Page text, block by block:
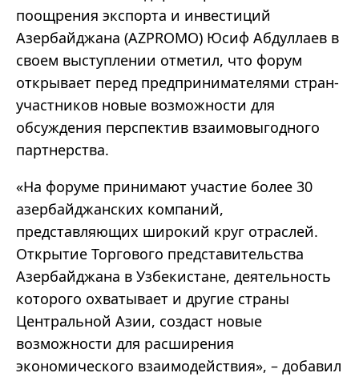
поощрения экспорта и инвестиций
Азербайджана (AZPROMO) Юсиф Абдуллаев в
своем выступлении отметил, что форум
открывает перед предпринимателями стран-
участников новые возможности для
обсуждения перспектив взаимовыгодного
партнерства.
«На форуме принимают участие более 30
азербайджанских компаний,
представляющих широкий круг отраслей.
Открытие Торгового представительства
Азербайджана в Узбекистане, деятельность
которого охватывает и другие страны
Центральной Азии, создаст новые
возможности для расширения
экономического взаимодействия», – добавил